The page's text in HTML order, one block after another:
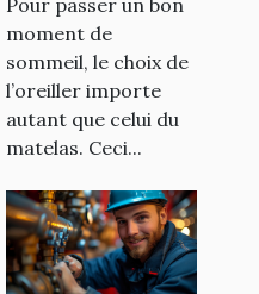
moment de
sommeil, le choix de
l’oreiller importe
autant que celui du
matelas. Ceci...